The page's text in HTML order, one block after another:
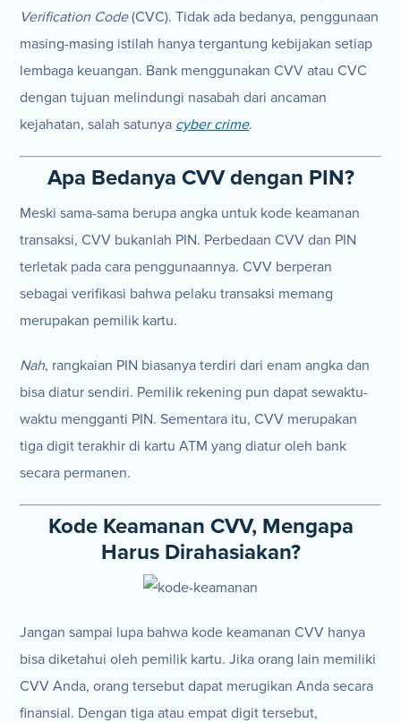
Verification Code(CVC). Tidak ada bedanya, penggunaan
masing-masing istilah hanya tergantung kebijakan setiap
lembaga keuangan. Bank menggunakan CVV atau CVC
dengan tujuan melindungi nasabah dari ancaman
kejahatan, salah satunya cyber crime.
Apa Bedanya CVV dengan PIN?
Meski sama-sama berupa angka untuk kode keamanan
transaksi, CVV bukanlah PIN. Perbedaan CVV dan PIN
terletak pada cara penggunaannya. CVV berperan
sebagai verifikasi bahwa pelaku transaksi memang
merupakan pemilik kartu.
Nah, rangkaian PIN biasanya terdiri dari enam angka dan
bisa diatur sendiri. Pemilik rekening pun dapat sewaktu-
waktu mengganti PIN. Sementara itu, CVV merupakan
tiga digit terakhir di kartu ATM yang diatur oleh bank
secara permanen.
Kode Keamanan CVV, Mengapa
Harus Dirahasiakan?
Jangan sampai lupa bahwa kode keamanan CVV hanya
bisa diketahui oleh pemilik kartu. Jika orang lain memiliki
CVV Anda, orang tersebut dapat merugikan Anda secara
finansial. Dengan tiga atau empat digit tersebut,